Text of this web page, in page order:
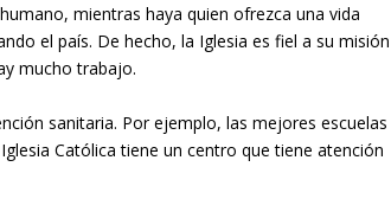
mientras haya quien ofrezca una vida
el país. De hecho, la Iglesia es fiel a su misión
mucho trabajo.
sanitaria. Por ejemplo, las mejores escuelas
Católica tiene un centro que tiene atención